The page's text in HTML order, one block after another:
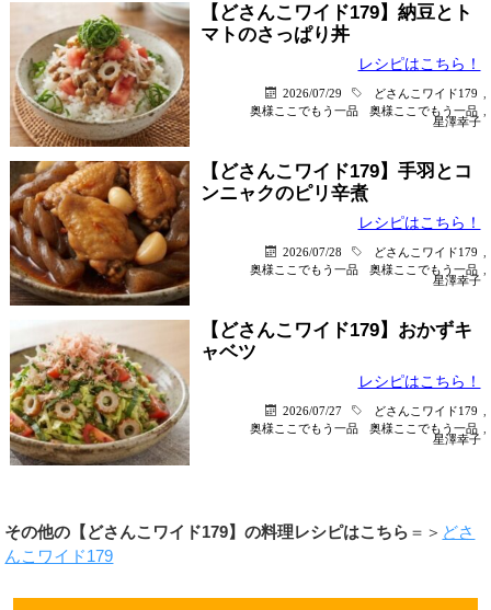
【どさんこワイド179】納豆とト
マトのさっぱり丼
レシピはこちら！
2026/07/29 どさんこワイド179
奥様ここでもう一品
奥様ここでもう一品
星澤幸子
【どさんこワイド179】手羽とコ
ンニャクのピリ辛煮
レシピはこちら！
2026/07/28 どさんこワイド179
奥様ここでもう一品
奥様ここでもう一品
星澤幸子
【どさんこワイド179】おかずキ
ャベツ
レシピはこちら！
2026/07/27 どさんこワイド179
奥様ここでもう一品
奥様ここでもう一品
星澤幸子
その他の【どさんこワイド179】の料理レシピはこちら ＝＞ どさ
んこワイド179